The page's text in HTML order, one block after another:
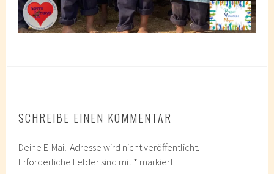
SCHREIBE EINEN KOMMENTAR
Deine E-Mail-Adresse wird nicht veröffentlicht.
Erforderliche Felder sind mit * markiert